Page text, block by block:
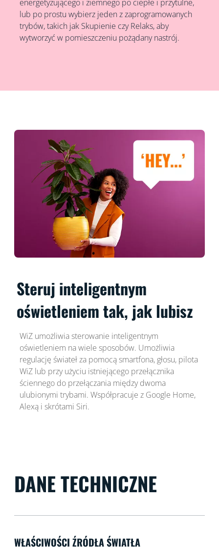
energetyzującego i ziemnego po ciepłe i przytulne,
lub po prostu wybierz jeden z zaprogramowanych
trybów, takich jak Skupienie czy Relaks, aby
wytworzyć w pomieszczeniu pożądany nastrój.
Steruj inteligentnym
oświetleniem tak, jak lubisz
WiZ umożliwia sterowanie inteligentnym
oświetleniem na wiele sposobów. Umożliwia
regulację świateł za pomocą smartfona, głosu, pilota
WiZ lub przy użyciu istniejącego przełącznika
ściennego do przełączania między dwoma
ulubionymi trybami. Współpracuje z Google Home,
Alexą i skrótami Siri.
DANE TECHNICZNE
WŁAŚCIWOŚCI ŹRÓDŁA ŚWIATŁA